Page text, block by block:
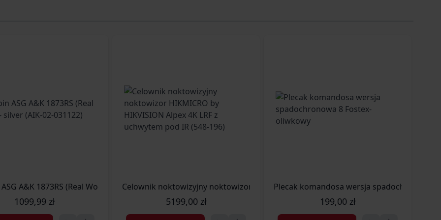
02-031123)
A&K 1873RS (Real Wood) - silver (AIK-02-031122)
1099,99 zł
Celownik noktowizyjny noktowizor HIKMICRO by HIKVISION Alpex 4K LRF z
5199,00 zł
Plecak komandosa wersja spadochronowa
199,00 zł